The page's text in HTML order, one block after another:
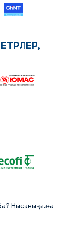
Нысаныңызға